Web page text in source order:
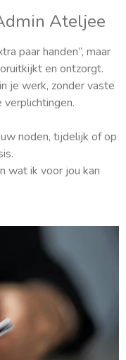
Ateljee
paar handen”, maar
en ontzorgt.
je werk, zonder vaste
noden, tijdelijk of op
wat ik voor jou kan